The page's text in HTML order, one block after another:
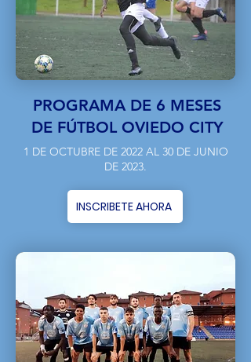
PROGRAMA DE 6 MESES
DE FÚTBOL OVIEDO CITY
1 DE OCTUBRE DE 2022 AL 30 DE JUNIO
DE 2023.
INSCRIBETE AHORA